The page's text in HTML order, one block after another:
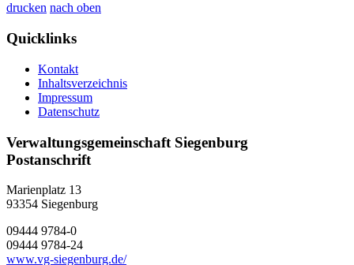
drucken nach oben
Quicklinks
Kontakt
Inhaltsverzeichnis
Impressum
Datenschutz
Verwaltungsgemeinschaft Siegenburg
Postanschrift
Marienplatz 13
93354 Siegenburg
09444 9784-0
09444 9784-24
www.vg-siegenburg.de/